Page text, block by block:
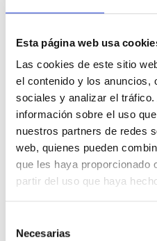
Esta página web usa
Las cookies de este sitio
el contenido y los anuncios,
sociales y analizar el
información sobre el uso
nuestros partners de redes
web, quienes pueden
que les haya proporcionado
partir del uso que haya
Necesarias
Descripción
Elmarco de tres elementos
está diseñado para alojar tres
instalación. Este marco combina
acabado discreto que se adapta a
Compatible con la serie PETRA de
interruptores, enchufes y otros
ordenada. Su construcción robusta
mantenimiento de los mecanismos.
Referencia del fabricante:
Color: granito y gris